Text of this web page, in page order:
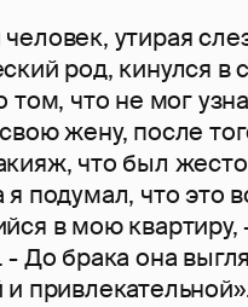
утирая
род, кинулся в
том, что не мог
жену, после
что был
подумал, что это
в мою квартиру,
До брака она
и